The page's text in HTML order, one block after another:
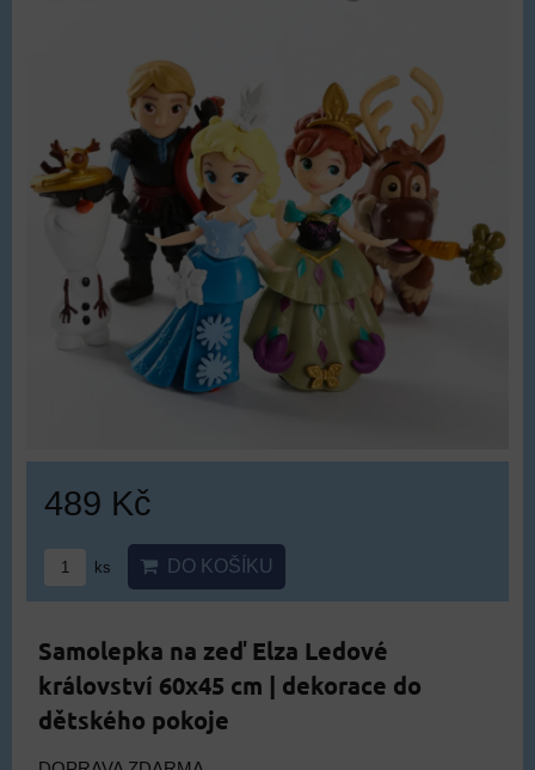
489 Kč
ks DO KOŠÍKU
Samolepka na zeď Elza Ledové
království 60x45 cm | dekorace do
dětského pokoje